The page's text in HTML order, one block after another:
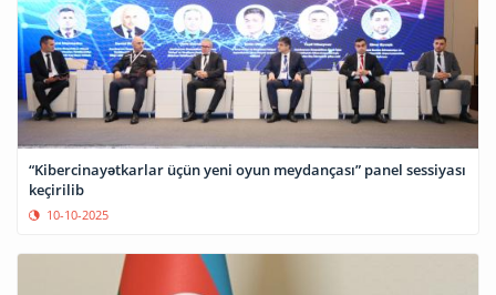
“Kibercinayətkarlar üçün yeni oyun meydançası” panel sessiyası
keçirilib
10-10-2025